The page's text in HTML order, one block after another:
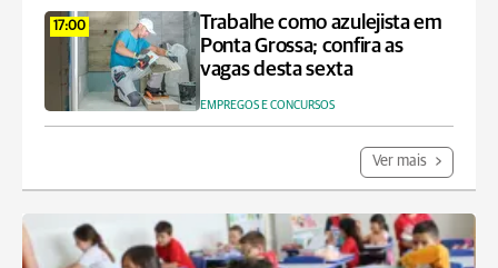
17:00
Trabalhe como azulejista em
Ponta Grossa; confira as
vagas desta sexta
EMPREGOS E CONCURSOS
Ver mais